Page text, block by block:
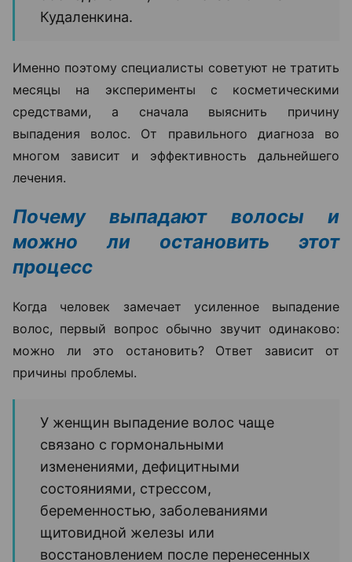
Кудаленкина.
Именно поэтому специалисты советуют не тратить
месяцы на эксперименты с косметическими
средствами, а сначала выяснить причину
выпадения волос. От правильного диагноза во
многом зависит и эффективность дальнейшего
лечения.
Почему выпадают волосы и
можно ли остановить этот
процесс
Когда человек замечает усиленное выпадение
волос, первый вопрос обычно звучит одинаково:
можно ли это остановить? Ответ зависит от
причины проблемы.
У женщин выпадение волос чаще
связано с гормональными
изменениями, дефицитными
состояниями, стрессом,
беременностью, заболеваниями
щитовидной железы или
восстановлением после перенесенных